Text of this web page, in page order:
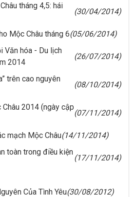
tháng 4,5: hái
(30/04/2014)
Mộc Châu tháng 6(05/06/2014)
Văn hóa - Du lịch
2014
(26/07/2014)
trên cao nguyên
(08/10/2014)
2014 (ngày cập
(07/11/2014)
mạch Mộc Châu(14/11/2014)
toàn trong điều kiện
(17/11/2014)
Của Tình Yêu(30/08/2012)